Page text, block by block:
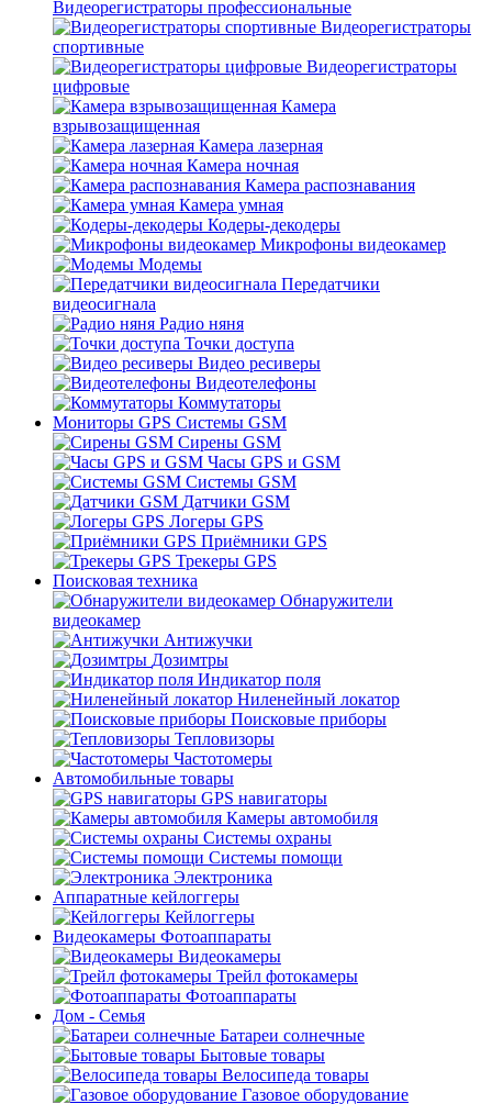
Видеорегистраторы профессиональные
Видеорегистраторы
спортивные
Видеорегистраторы
цифровые
Камера
взрывозащищенная
Камера лазерная
Камера ночная
Камера распознавания
Камера умная
Кодеры-декодеры
Микрофоны видеокамер
Модемы
Передатчики
видеосигнала
Радио няня
Точки доступа
Видео ресиверы
Видеотелефоны
Коммутаторы
Мониторы GPS Системы GSM
Сирены GSM
Часы GPS и GSM
Системы GSM
Датчики GSM
Логеры GPS
Приёмники GPS
Трекеры GPS
Поисковая техника
Обнаружители
видеокамер
Антижучки
Дозимтры
Индикатор поля
Ниленейный локатор
Поисковые приборы
Тепловизоры
Частотомеры
Автомобильные товары
GPS навигаторы
Камеры автомобиля
Системы охраны
Системы помощи
Электроника
Аппаратные кейлоггеры
Кейлоггеры
Видеокамеры Фотоаппараты
Видеокамеры
Трейл фотокамеры
Фотоаппараты
Дом - Семья
Батареи солнечные
Бытовые товары
Велосипеда товары
Газовое оборудование